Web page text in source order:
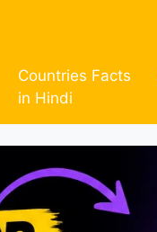
Countries Facts
in Hindi